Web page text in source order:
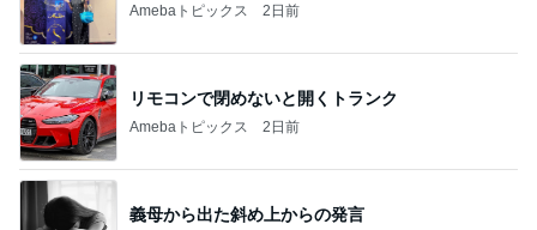
Amebaトピックス 2日前
リモコンで閉めないと開くトランク
Amebaトピックス 2日前
義母から出た斜め上からの発言